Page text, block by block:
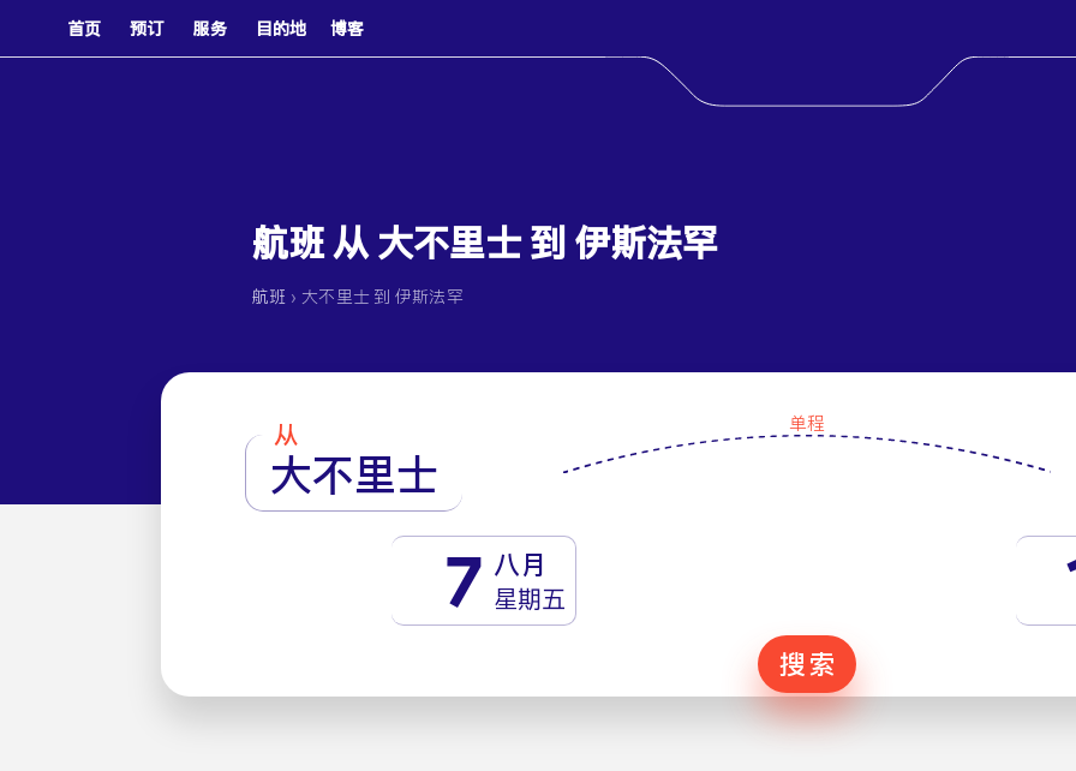
首页 预订 服务 目的地 博客
航班 从 大不里士 到 伊斯法罕
航班 › 大不里士 到 伊斯法罕
从
大不里士
单程
7 八月
星期五
搜索